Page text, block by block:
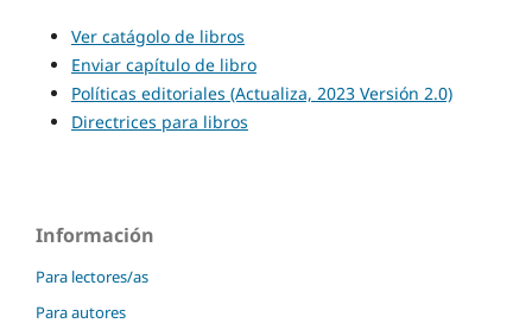
Ver catágolo de libros
Enviar capítulo de libro
Políticas editoriales (Actualiza, 2023 Versión 2.0)
Directrices para libros
Información
Para lectores/as
Para autores